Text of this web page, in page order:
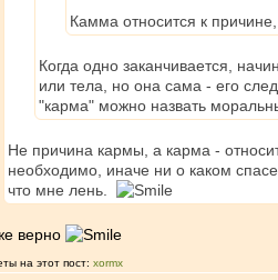
Камма относится к
Когда одно заканчивается,
или тела, но она сама - его
"карма" можно назвать
Не причина кармы, а карма -
необходимо, иначе ни о каком
что мне лень.
верно
на этот пост: xormx